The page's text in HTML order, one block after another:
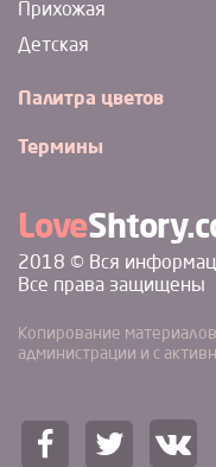
Прихожая
Детская
Палитра цветов
Термины
Love
2018 © Вся
Все права защищены
Копирование
администрации и с